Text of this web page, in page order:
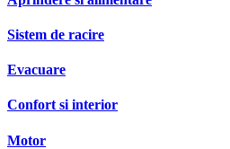
Sistem de racire
Evacuare
Confort si interior
Motor